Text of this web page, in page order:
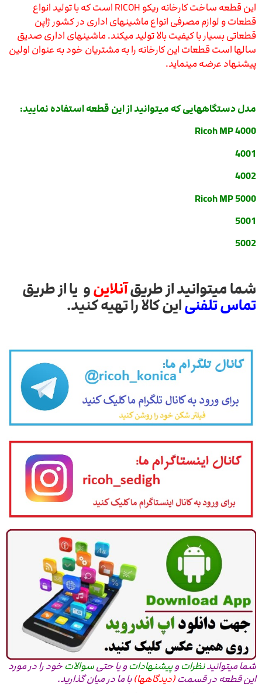
این قطعه ساخت کارخانه ریکو RICOH است که با تولید انواع
قطعات و لوازم مصرفی انواع ماشینهای اداری در کشور ژاپن
قطعاتی بسیار با کیفیت بالا تولید میکند. ماشینهای اداری صدیق
سالها است قطعات این کارخانه را به مشتریان خود به عنوان اولین
پیشنهاد عرضه مینماید.
مدل دستگاههایی که میتوانید از این قطعه استفاده نمایید:
Ricoh MP 4000
4001
4002
Ricoh MP 5000
5001
5002
شما میتوانید از طریقآنلاینو یا از طریق
تماس تلفنیاین کالا را تهیه کنید.
شما میتوانیدنظراتوپیشنهاداتو یا حتیسوالاتخود را در مورد
این قطعه در قسمت(دیدگاهها)با ما در میان گذارید.